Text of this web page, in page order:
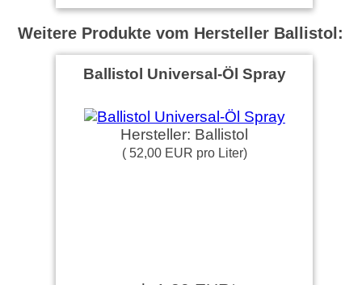
Weitere Produkte vom Hersteller Ballistol:
Ballistol Universal-Öl Spray
Hersteller: Ballistol
( 52,00 EUR pro Liter)